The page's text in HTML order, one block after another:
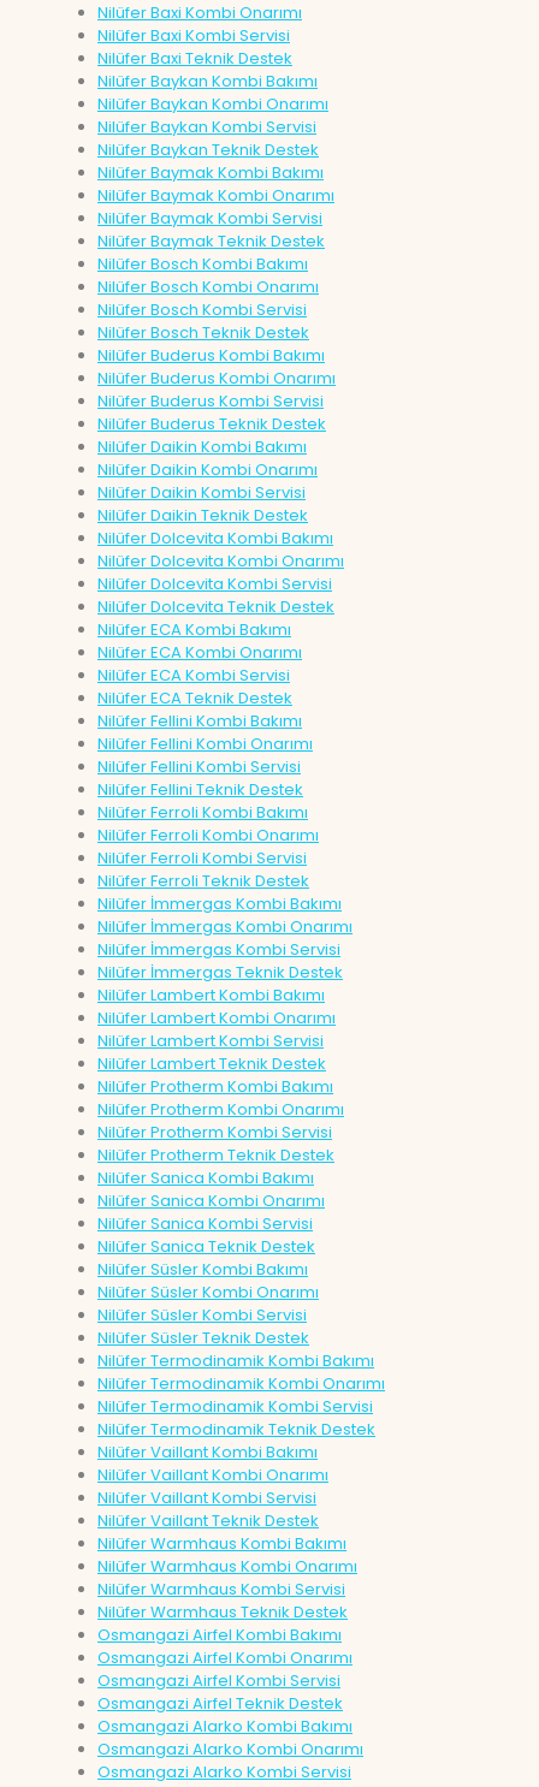
Nilüfer Baxi Kombi Onarımı
Nilüfer Baxi Kombi Servisi
Nilüfer Baxi Teknik Destek
Nilüfer Baykan Kombi Bakımı
Nilüfer Baykan Kombi Onarımı
Nilüfer Baykan Kombi Servisi
Nilüfer Baykan Teknik Destek
Nilüfer Baymak Kombi Bakımı
Nilüfer Baymak Kombi Onarımı
Nilüfer Baymak Kombi Servisi
Nilüfer Baymak Teknik Destek
Nilüfer Bosch Kombi Bakımı
Nilüfer Bosch Kombi Onarımı
Nilüfer Bosch Kombi Servisi
Nilüfer Bosch Teknik Destek
Nilüfer Buderus Kombi Bakımı
Nilüfer Buderus Kombi Onarımı
Nilüfer Buderus Kombi Servisi
Nilüfer Buderus Teknik Destek
Nilüfer Daikin Kombi Bakımı
Nilüfer Daikin Kombi Onarımı
Nilüfer Daikin Kombi Servisi
Nilüfer Daikin Teknik Destek
Nilüfer Dolcevita Kombi Bakımı
Nilüfer Dolcevita Kombi Onarımı
Nilüfer Dolcevita Kombi Servisi
Nilüfer Dolcevita Teknik Destek
Nilüfer ECA Kombi Bakımı
Nilüfer ECA Kombi Onarımı
Nilüfer ECA Kombi Servisi
Nilüfer ECA Teknik Destek
Nilüfer Fellini Kombi Bakımı
Nilüfer Fellini Kombi Onarımı
Nilüfer Fellini Kombi Servisi
Nilüfer Fellini Teknik Destek
Nilüfer Ferroli Kombi Bakımı
Nilüfer Ferroli Kombi Onarımı
Nilüfer Ferroli Kombi Servisi
Nilüfer Ferroli Teknik Destek
Nilüfer İmmergas Kombi Bakımı
Nilüfer İmmergas Kombi Onarımı
Nilüfer İmmergas Kombi Servisi
Nilüfer İmmergas Teknik Destek
Nilüfer Lambert Kombi Bakımı
Nilüfer Lambert Kombi Onarımı
Nilüfer Lambert Kombi Servisi
Nilüfer Lambert Teknik Destek
Nilüfer Protherm Kombi Bakımı
Nilüfer Protherm Kombi Onarımı
Nilüfer Protherm Kombi Servisi
Nilüfer Protherm Teknik Destek
Nilüfer Sanica Kombi Bakımı
Nilüfer Sanica Kombi Onarımı
Nilüfer Sanica Kombi Servisi
Nilüfer Sanica Teknik Destek
Nilüfer Süsler Kombi Bakımı
Nilüfer Süsler Kombi Onarımı
Nilüfer Süsler Kombi Servisi
Nilüfer Süsler Teknik Destek
Nilüfer Termodinamik Kombi Bakımı
Nilüfer Termodinamik Kombi Onarımı
Nilüfer Termodinamik Kombi Servisi
Nilüfer Termodinamik Teknik Destek
Nilüfer Vaillant Kombi Bakımı
Nilüfer Vaillant Kombi Onarımı
Nilüfer Vaillant Kombi Servisi
Nilüfer Vaillant Teknik Destek
Nilüfer Warmhaus Kombi Bakımı
Nilüfer Warmhaus Kombi Onarımı
Nilüfer Warmhaus Kombi Servisi
Nilüfer Warmhaus Teknik Destek
Osmangazi Airfel Kombi Bakımı
Osmangazi Airfel Kombi Onarımı
Osmangazi Airfel Kombi Servisi
Osmangazi Airfel Teknik Destek
Osmangazi Alarko Kombi Bakımı
Osmangazi Alarko Kombi Onarımı
Osmangazi Alarko Kombi Servisi